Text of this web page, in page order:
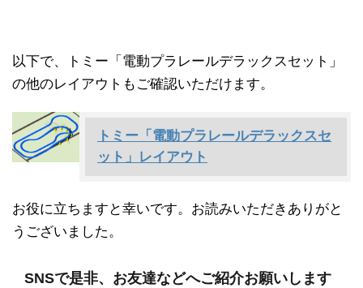
以下で、トミー「電動プラレールデラックスセット」
の他のレイアウトもご確認いただけます。
トミー「電動プラレールデラックスセ
ット」レイアウト
お役に立ちますと幸いです。お読みいただきありがと
うございました。
SNSで是非、お友達などへご紹介お願いします